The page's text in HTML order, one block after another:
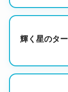
輝く星のタ